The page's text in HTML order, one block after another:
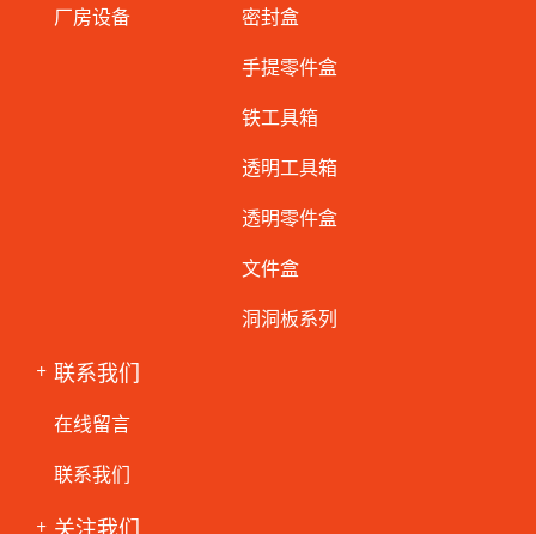
厂房设备
密封盒
手提零件盒
铁工具箱
透明工具箱
透明零件盒
文件盒
洞洞板系列
联系我们
在线留言
联系我们
关注我们